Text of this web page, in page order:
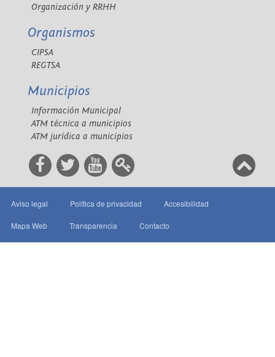
Organización y RRHH
Organismos
CIPSA
REGTSA
Municipios
Información Municipal
ATM técnica a municipios
ATM jurídica a municipios
Aviso legal Política de privacidad Accesibilidad
Mapa Web Transparencia Contacto